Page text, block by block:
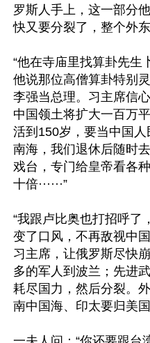
罗斯人手上，这一部分
快又要分裂了，整个外
“他在寺庙里找算卦先生
他说那位高僧算卦特别
李强当总理。习主席信
中国领土将扩大一百万平
活到150岁，要当中国
南海，我们退休后随时
戏台，专门给皇帝看各
十倍······”
“我跟卢比奥也打招呼了
变了口风，不再敌视中
习主席，让俄罗斯尽快
多的军人到波兰；先进
耗尽国力，然后分裂。
南中国海、印太要归美